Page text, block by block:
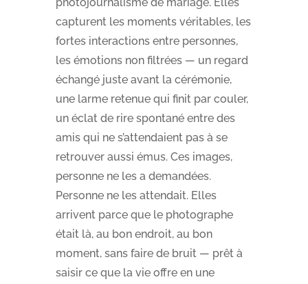
capturent les moments véritables, les
fortes interactions entre personnes,
les émotions non filtrées — un regard
échangé juste avant la cérémonie,
une larme retenue qui finit par couler,
un éclat de rire spontané entre des
amis qui ne s’attendaient pas à se
retrouver aussi émus. Ces images,
personne ne les a demandées.
Personne ne les attendait. Elles
arrivent parce que le photographe
était là, au bon endroit, au bon
moment, sans faire de bruit — prêt à
saisir ce que la vie offre en une